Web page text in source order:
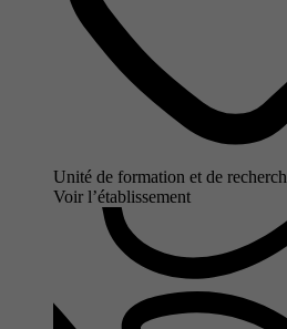
Unité de formation et de
Voir l’établissement